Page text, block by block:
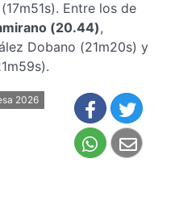
Entre los de
(20.44),
Dobano (21m20s) y
2026